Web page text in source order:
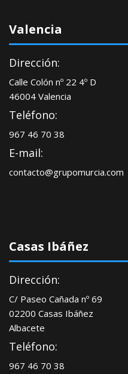
Valencia
Dirección:
Calle Colón nº 22 4º D
46004 Valencia
Teléfono:
967 46 70 38
E-mail:
contacto@grupomurcia.com
Casas Ibáñez
Dirección:
C/ Paseo Cañada nº 69
02200 Casas Ibáñez
Albacete
Teléfono:
967 46 70 38